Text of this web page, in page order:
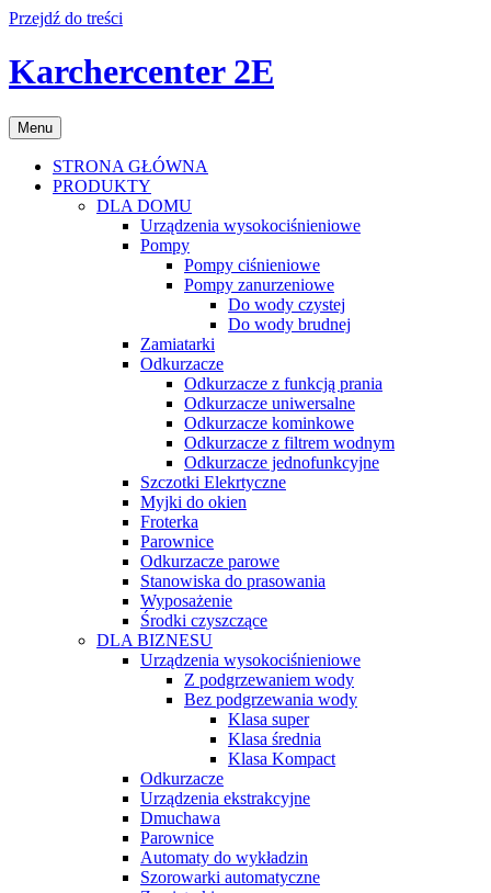
Przejdź do treści
Karchercenter 2E
Menu
STRONA GŁÓWNA
PRODUKTY
DLA DOMU
Urządzenia wysokociśnieniowe
Pompy
Pompy ciśnieniowe
Pompy zanurzeniowe
Do wody czystej
Do wody brudnej
Zamiatarki
Odkurzacze
Odkurzacze z funkcją prania
Odkurzacze uniwersalne
Odkurzacze kominkowe
Odkurzacze z filtrem wodnym
Odkurzacze jednofunkcyjne
Szczotki Elekrtyczne
Myjki do okien
Froterka
Parownice
Odkurzacze parowe
Stanowiska do prasowania
Wyposażenie
Środki czyszczące
DLA BIZNESU
Urządzenia wysokociśnieniowe
Z podgrzewaniem wody
Bez podgrzewania wody
Klasa super
Klasa średnia
Klasa Kompact
Odkurzacze
Urządzenia ekstrakcyjne
Dmuchawa
Parownice
Automaty do wykładzin
Szorowarki automatyczne